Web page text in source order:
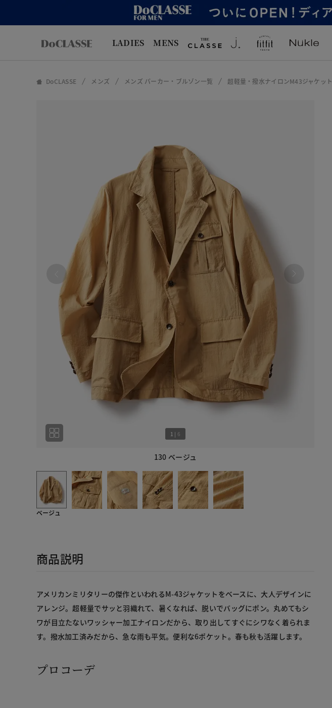
LADIES MENS
DoCLASSE メンズ メンズ パーカー・ブルゾン一覧 超軽量・撥水ナイロンM43ジャケット
130 ベージュ
1 | 6
ベージュ
商品説明
アメリカンミリタリーの傑作といわれるM-43ジャケットをベースに、大人デザインに
アレンジ。超軽量でサッと羽織れて、暑くなれば、脱いでバッグにポン。丸めてもシ
ワが目立たないワッシャー加工ナイロンだから、取り出してすぐにシワなく着られま
す。撥水加工済みだから、急な雨も平気。便利な6ポケット。春も秋も活躍します。
プロコーデ